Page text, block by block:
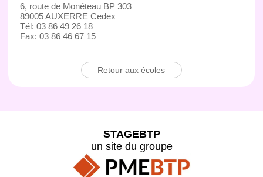
6, route de Monéteau BP 303
89005 AUXERRE Cedex
Tél: 03 86 49 26 18
Fax: 03 86 46 67 15
Retour aux écoles
STAGEBTP
un site du groupe